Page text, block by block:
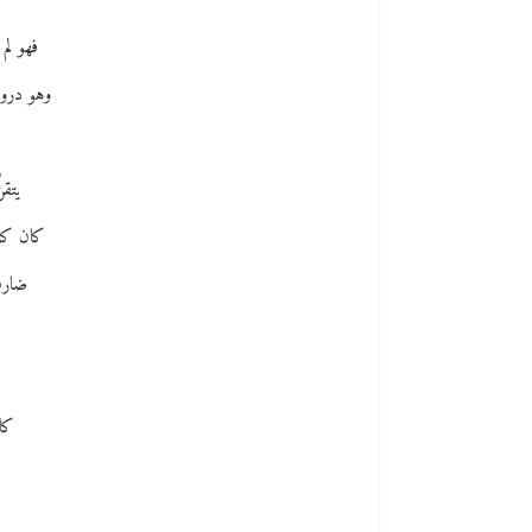
فهو
وهو
كان